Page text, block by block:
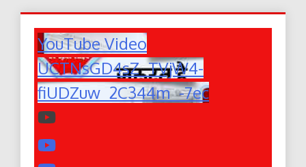
YouTube Video
UCTNsGD4sZ_TVjW4-
fiUDZuw_2C344m_-7ec